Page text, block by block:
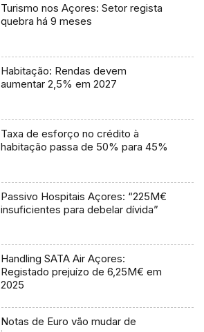
Turismo nos Açores: Setor regista
quebra há 9 meses
Habitação: Rendas devem
aumentar 2,5% em 2027
Taxa de esforço no crédito à
habitação passa de 50% para 45%
Passivo Hospitais Açores: “225M€
insuficientes para debelar dívida”
Handling SATA Air Açores:
Registado prejuízo de 6,25M€ em
2025
Notas de Euro vão mudar de